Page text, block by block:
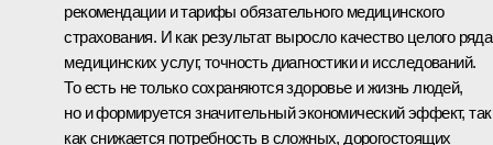
рекомендации и тарифы обязательного медицинского
страхования. И как результат выросло качество целого ряда
медицинских услуг, точность диагностики и исследований.
То есть не только сохраняются здоровье и жизнь людей,
но и формируется значительный экономический эффект, так
как снижается потребность в сложных, дорогостоящих